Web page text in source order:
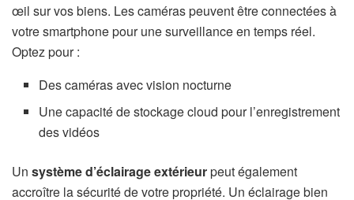
œil sur vos biens. Les caméras peuvent être connectées à
votre smartphone pour une surveillance en temps réel.
Optez pour :
Des caméras avec vision nocturne
Une capacité de stockage cloud pour l’enregistrement
des vidéos
Un système d’éclairage extérieurpeut également
accroître la sécurité de votre propriété. Un éclairage bien